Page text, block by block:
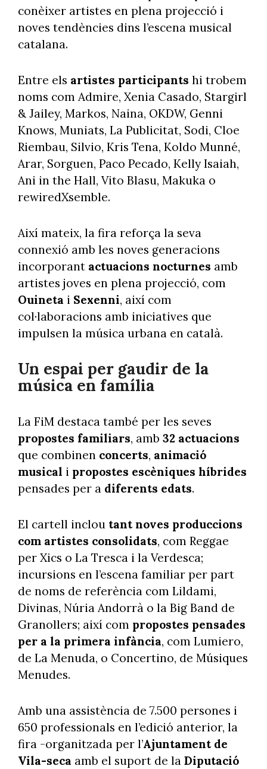
conèixer artistes en plena projecció i
noves tendències dins l’escena musical
catalana.
Entre els artistes participants hi trobem
noms com Admire, Xenia Casado, Stargirl
& Jailey, Markos, Naina, OKDW, Genni
Knows, Muniats, La Publicitat, Sodi, Cloe
Riembau, Silvio, Kris Tena, Koldo Munné,
Arar, Sorguen, Paco Pecado, Kelly Isaiah,
Ani in the Hall, Vito Blasu, Makuka o
rewiredXsemble.
Així mateix, la fira reforça la seva
connexió amb les noves generacions
incorporant actuacions nocturnes amb
artistes joves en plena projecció, com
Ouineta i Sexenni, així com
col·laboracions amb iniciatives que
impulsen la música urbana en català.
Un espai per gaudir de la
música en família
La FiM destaca també per les seves
propostes familiars, amb32 actuacions
que combinen concerts, animació
musical i propostes escèniques híbrides
pensades per a diferents edats.
El cartell inclou tant noves produccions
com artistes consolidats, com Reggae
per Xics o La Tresca i la Verdesca;
incursions en l’escena familiar per part
de noms de referència com Lildami,
Divinas, Núria Andorrà o la Big Band de
Granollers; així com propostes pensades
per a la primera infància, com Lumiero,
de La Menuda, o Concertino, de Músiques
Menudes.
Amb una assistència de 7.500 persones i
650 professionals en l’edició anterior, la
fira -organitzada per l’Ajuntament de
Vila-seca amb el suport de laDiputació